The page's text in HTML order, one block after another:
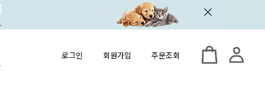
로그인 회원가입 주문조회